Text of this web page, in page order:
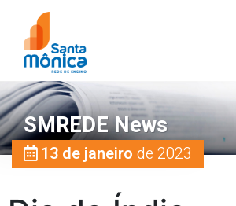
SMREDE News
13 de janeiro de 2023